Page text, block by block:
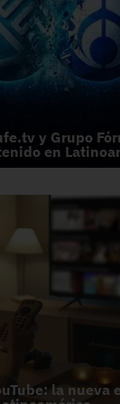
y Grupo
en
la